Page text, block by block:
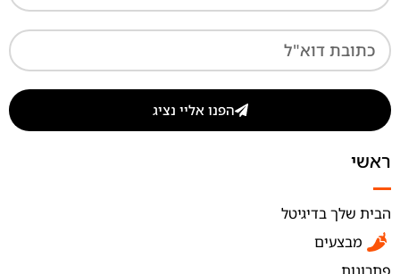
הפנו אליי נציג
ראשי
הבית שלך בדיגיטל
מבצעים